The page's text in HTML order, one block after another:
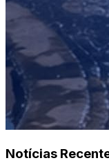
Notícias